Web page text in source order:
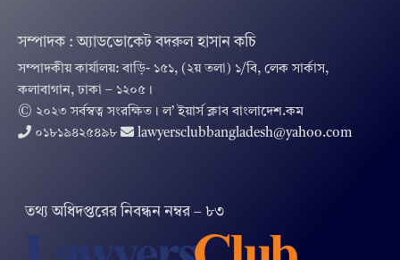
সম্পাদক : অ্যাডভোকেট বদরুল হাসান কচি
সম্পাদকীয় কার্যালয়: বাড়ি- ১৫১, (২য় তলা) ১/বি, লেক সার্কাস,
কলাবাগান, ঢাকা – ১২০৫।
© ২০২৩ সর্বস্বত্ব সংরক্ষিত । ল’ ইয়ার্স ক্লাব বাংলাদেশ.কম
০১৮১৯৪২৫৪৯৮
lawyersclubbangladesh@yahoo.com
তথ‌্য অ‌ধিদপ্ত‌রের নিবন্ধন নম্বর – ৮৩